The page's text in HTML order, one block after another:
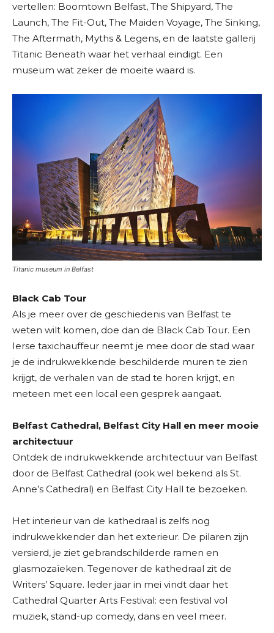
vertellen: Boomtown Belfast, The Shipyard, The
Launch, The Fit-Out, The Maiden Voyage, The Sinking,
The Aftermath, Myths & Legens, en de laatste gallerij
Titanic Beneath waar het verhaal eindigt. Een
museum wat zeker de moeite waard is.
Titanic museum in Belfast
Black Cab Tour
Als je meer over de geschiedenis van Belfast te
weten wilt komen, doe dan de Black Cab Tour. Een
Ierse taxichauffeur neemt je mee door de stad waar
je de indrukwekkende beschilderde muren te zien
krijgt, de verhalen van de stad te horen krijgt, en
meteen met een local een gesprek aangaat.
Belfast Cathedral, Belfast City Hall en meer mooie
architectuur
Ontdek de indrukwekkende architectuur van Belfast
door de Belfast Cathedral (ook wel bekend als St.
Anne’s Cathedral) en Belfast City Hall te bezoeken.
Het interieur van de kathedraal is zelfs nog
indrukwekkender dan het exterieur. De pilaren zijn
versierd, je ziet gebrandschilderde ramen en
glasmozaïeken. Tegenover de kathedraal zit de
Writers’ Square. Ieder jaar in mei vindt daar het
Cathedral Quarter Arts Festival: een festival vol
muziek, stand-up comedy, dans en veel meer.